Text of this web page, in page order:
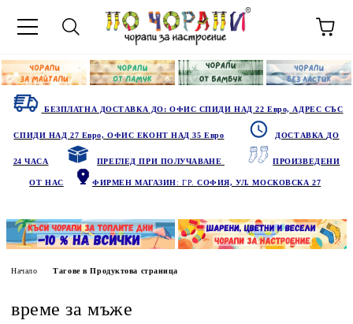
БЕЗПЛАТНА ДОСТАВКА ДО: ОФИС СПИДИ НАД 22 Евро, АДРЕС СЪС
СПИДИ НАД 27 Евро, ОФИС ЕКОНТ НАД 35 Евро ДОСТАВКА ДО
24 ЧАСА ПРЕГЛЕД ПРИ ПОЛУЧАВАНЕ ПРОИЗВЕДЕНИ
ОТ НАС ФИРМЕН МАГАЗИН: ГР.СОФИЯ, УЛ. МОСКОВСКА 27
Начало Тагове в Продуктова страница
време за мъже